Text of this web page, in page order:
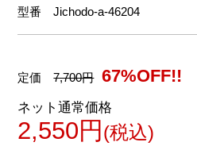
型番Jichodo-a-46204
定価7,700円 67%OFF!!
ネット通常価格
2,550円 (税込)